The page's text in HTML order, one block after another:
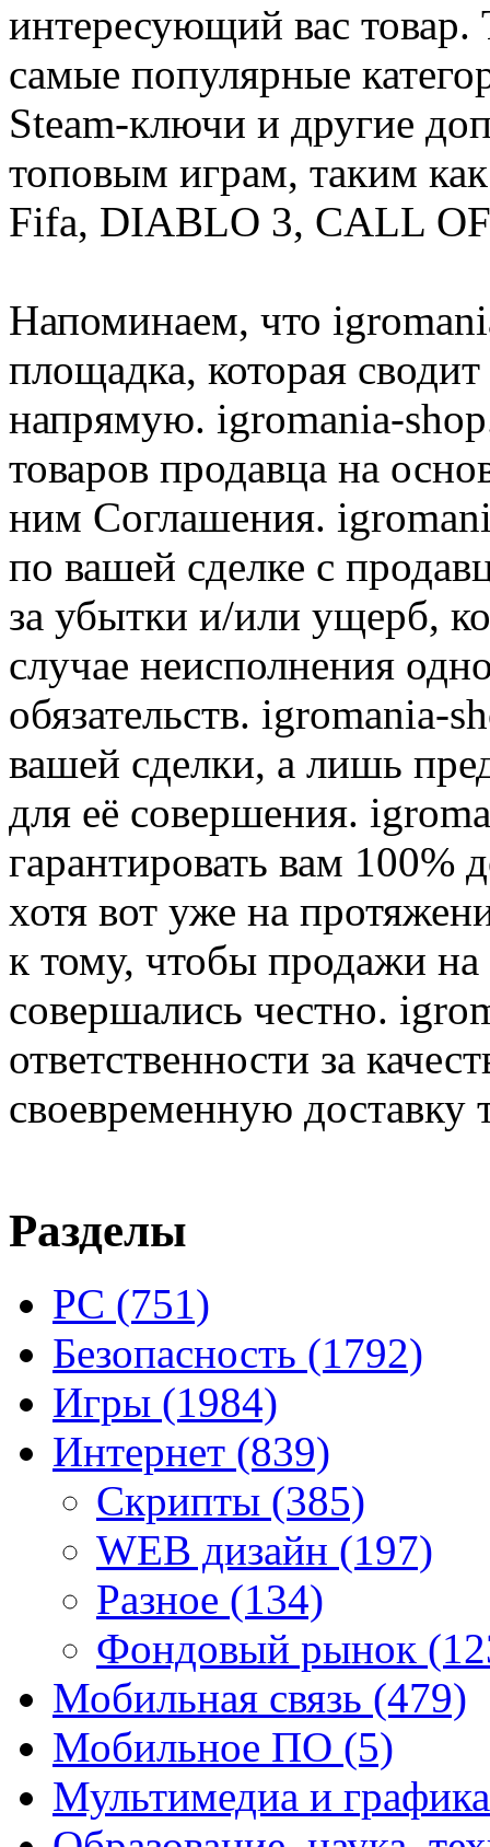
интересующий вас
самые популярные
Steam-ключи и другие
топовым играм, таким
Fifa, DIABLO 3, CALL
Напоминаем, что
площадка, которая
напрямую. igromania-
товаров продавца на
ним Соглашения.
по вашей сделке с
за убытки и/или ущерб,
случае неисполнения
обязательств. igromania-
вашей сделки, а лишь
для её совершения.
гарантировать вам 100%
хотя вот уже на
к тому, чтобы продажи
совершались честно.
ответственности за
своевременную доставку
Разделы
PC (751)
Безопасность (1792)
Игры (1984)
Интернет (839)
Скрипты (385)
WEB дизайн (197)
Разное (134)
Фондовый рынок
Мобильная связь (479)
Мобильное ПО (5)
Мультимедиа и